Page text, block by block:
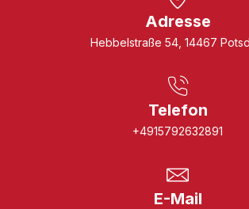
Adresse
Hebbelstraße 54, 14467
Telefon
+4915792632891
E-Mail